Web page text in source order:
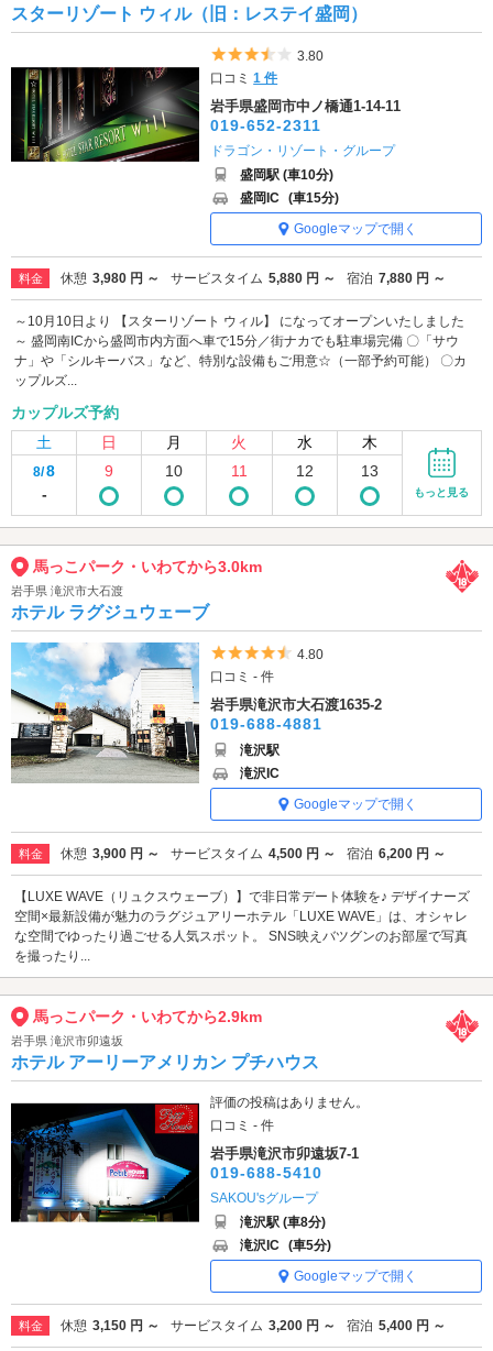
スターリゾート ウィル（旧：レステイ盛岡）
5つ星のうち3.5
3.80
口コミ1 件
岩手県盛岡市中ノ橋通1-14-11
019-652-2311
ドラゴン・リゾート・グループ
盛岡駅 (車10分)
盛岡IC (車15分)
Googleマップで開く
料金 休憩 3,980 円 ～ サービスタイム 5,880 円 ～ 宿泊 7,880 円 ～
～10月10日より 【スターリゾート ウィル】 になってオープンいたしました
～ 盛岡南ICから盛岡市内方面へ車で15分／街ナカでも駐車場完備 〇「サウ
ナ」や「シルキーバス」など、特別な設備もご用意☆（一部予約可能） 〇カ
ップルズ...
カップルズ予約
土
日 月 火 水 木
8/8
-
9 10 11 12 13
もっと見る
馬っこパーク・いわてから3.0km
岩手県 滝沢市大石渡
ホテル ラグジュウェーブ
5つ星のうち4.5
4.80
口コミ - 件
岩手県滝沢市大石渡1635-2
019-688-4881
滝沢駅
滝沢IC
Googleマップで開く
料金 休憩 3,900 円 ～ サービスタイム 4,500 円 ～ 宿泊 6,200 円 ～
【LUXE WAVE（リュクスウェーブ）】で非日常デート体験を♪ デザイナーズ
空間×最新設備が魅力のラグジュアリーホテル「LUXE WAVE」は、オシャレ
な空間でゆったり過ごせる人気スポット。 SNS映えバツグンのお部屋で写真
を撮ったり...
馬っこパーク・いわてから2.9km
岩手県 滝沢市卯遠坂
ホテル アーリーアメリカン プチハウス
評価の投稿はありません。
口コミ - 件
岩手県滝沢市卯遠坂7-1
019-688-5410
SAKOU'sグループ
滝沢駅 (車8分)
滝沢IC (車5分)
Googleマップで開く
料金 休憩 3,150 円 ～ サービスタイム 3,200 円 ～ 宿泊 5,400 円 ～